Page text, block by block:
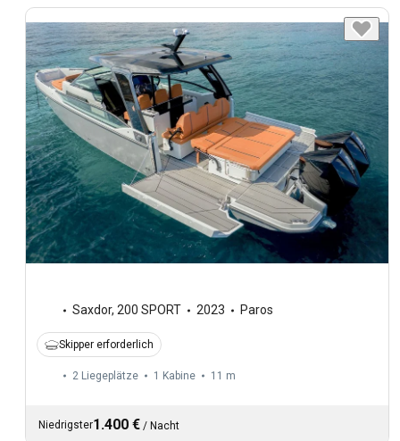
Saxdor, 200 SPORT 2023 Paros
Skipper erforderlich
2 Liegeplätze 1 Kabine 11 m
Niedrigster1.400 € / Nacht